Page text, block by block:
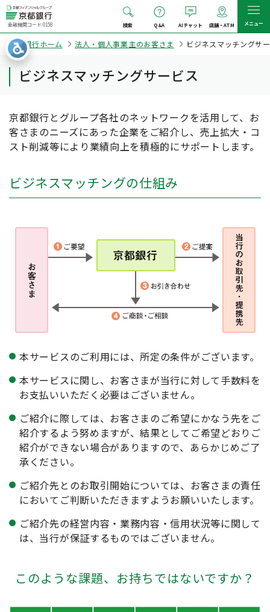
金融機関コード:0158 検索 Q&A AIチャット 店舗・ATM メニュー
京都銀行ホーム 法人・個人事業主のお客さま ビジネスマッチングサ
ビジネスマッチングサービス
京都銀行とグループ各社のネットワークを活用して、お
客さまのニーズにあった企業をご紹介し、売上拡大・コ
スト削減等により業績向上を積極的にサポートします。
ビジネスマッチングの仕組み
本サービスのご利用には、所定の条件がございます。
本サービスに関し、お客さまが当行に対して手数料を
お支払いいただく必要はございません。
ご紹介に際しては、お客さまのご希望にかなう先をご
紹介するよう努めますが、結果としてご希望どおりご
紹介ができない場合がありますので、あらかじめご了
承ください。
ご紹介先とのお取引開始については、お客さまの責任
においてご判断いただきますようお願いいたします。
ご紹介先の経営内容・業務内容・信用状況等に関して
は、当行が保証するものではございません。
このような課題、お持ちではないですか？